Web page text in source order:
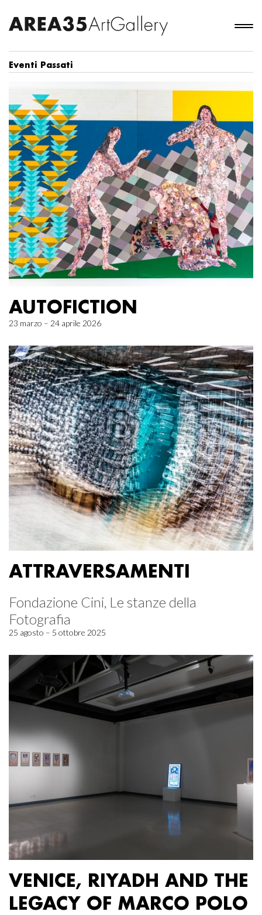
Eventi Passati
AUTOFICTION
23 marzo – 24 aprile 2026
ATTRAVERSAMENTI
Fondazione Cini, Le stanze della
Fotografia
25 agosto – 5 ottobre 2025
VENICE, RIYADH AND THE
LEGACY OF MARCO POLO